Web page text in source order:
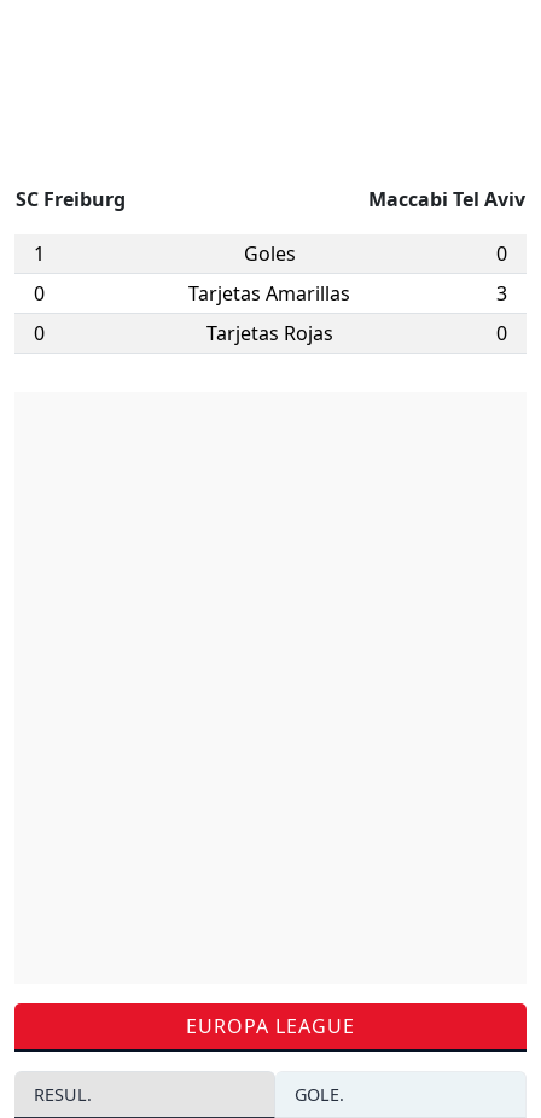
SC Freiburg Maccabi Tel Aviv
1 Goles
0
0
Tarjetas Amarillas
3
0
Tarjetas Rojas 0
EUROPA LEAGUE
RESUL. GOLE.